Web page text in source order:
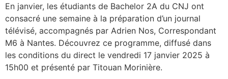
En janvier, les étudiants de Bachelor 2A du CNJ ont
consacré une semaine à la préparation d’un journal
télévisé, accompagnés par Adrien Nos, Correspondant
M6 à Nantes. Découvrez ce programme, diffusé dans
les conditions du direct le vendredi 17 janvier 2025 à
15h00 et présenté par Titouan Morinière.